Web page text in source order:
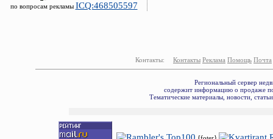
по вопросам рекламы ICQ:468505597
Контакты: Контакты Реклама Помощь Почта
Региональный сервер
содержит информацию о продаже
Тематические материалы, новости,